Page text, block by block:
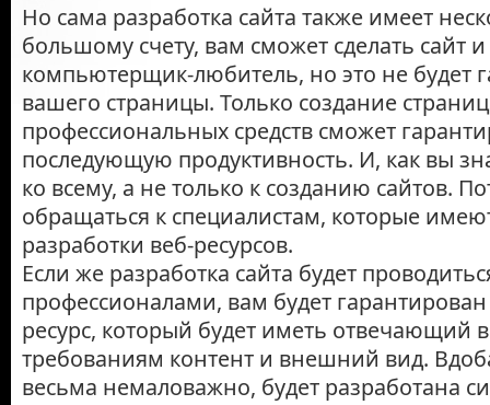
Но сама разработка сайта также имеет
большому счету, вам сможет сделать сайт
компьютерщик-любитель, но это не будет
вашего страницы. Только создание
профессиональных средств сможет
последующую продуктивность. И, как вы
ко всему, а не только к созданию сайтов.
обращаться к специалистам, которые
разработки веб-ресурсов.
Если же разработка сайта будет
профессионалами, вам будет
ресурс, который будет иметь отвечающий
требованиям контент и внешний вид.
весьма немаловажно, будет разработана